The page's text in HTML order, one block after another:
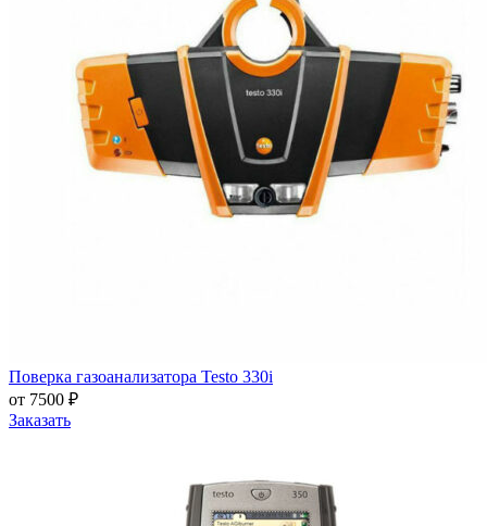
Поверка газоанализатора Testo 330i
от 7500 ₽
Заказать